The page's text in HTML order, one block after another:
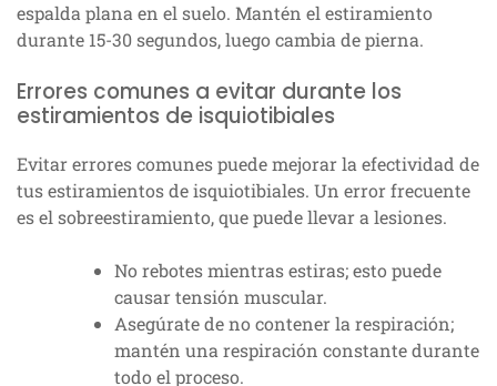
espalda plana en el suelo. Mantén el estiramiento
durante 15-30 segundos, luego cambia de pierna.
Errores comunes a evitar durante los
estiramientos de isquiotibiales
Evitar errores comunes puede mejorar la efectividad de
tus estiramientos de isquiotibiales. Un error frecuente
es el sobreestiramiento, que puede llevar a lesiones.
No rebotes mientras estiras; esto puede
causar tensión muscular.
Asegúrate de no contener la respiración;
mantén una respiración constante durante
todo el proceso.